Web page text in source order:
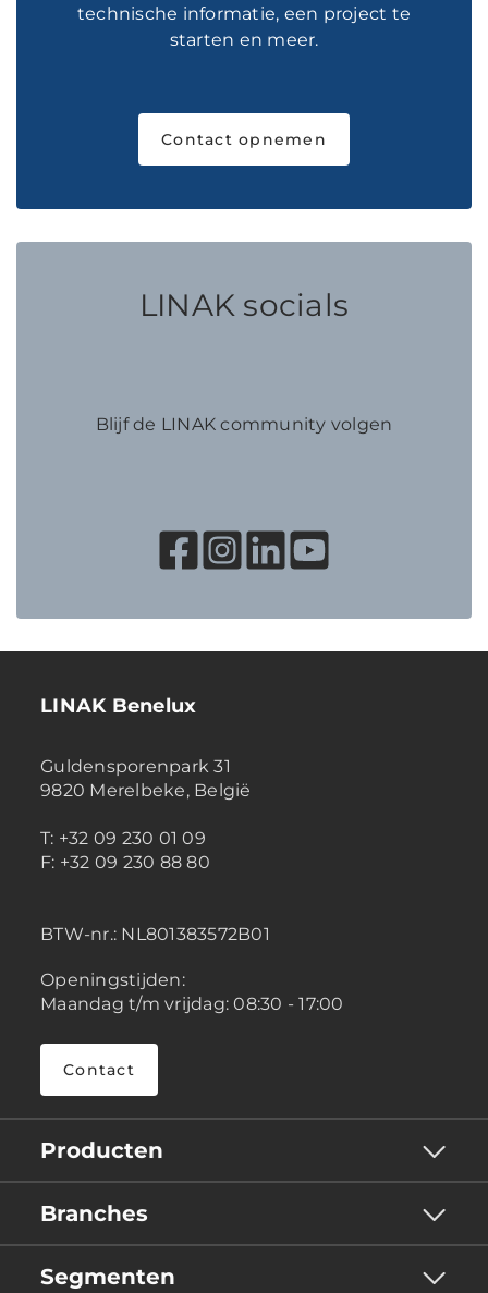
technische informatie, een project te
starten en meer.
Contact opnemen
LINAK socials
Blijf de LINAK community volgen
LINAK Benelux
Guldensporenpark 31
9820 Merelbeke, België
T: +32 09 230 01 09
F: +32 09 230 88 80
BTW-nr.: NL801383572B01
Openingstijden:
Maandag t/m vrijdag: 08:30 - 17:00
Contact
Producten
Branches
Segmenten